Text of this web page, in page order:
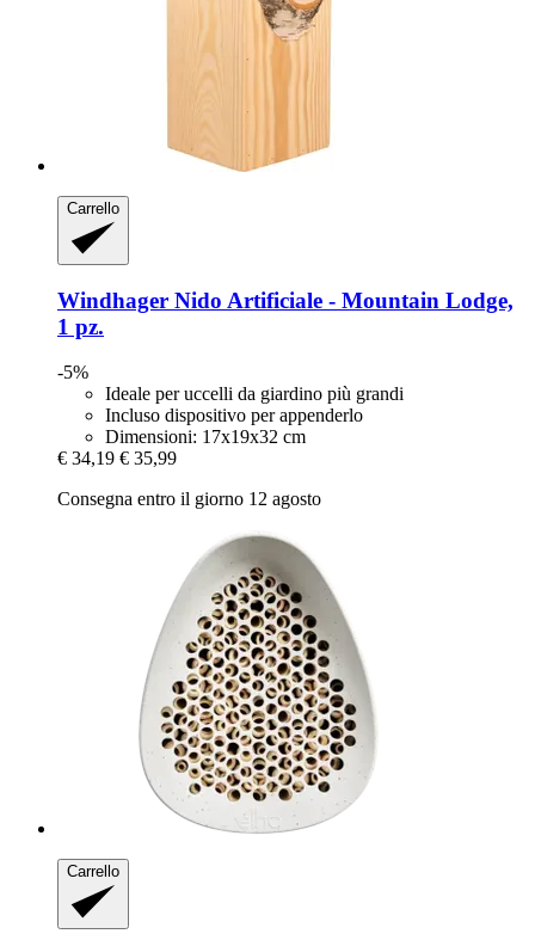
Carrello
Windhager Nido Artificiale -​ Mountain Lodge,
1 pz.
-5%
Ideale per uccelli da giardino più grandi
Incluso dispositivo per appenderlo
Dimensioni: 17x19x32 cm
€ 34,19 € 35,99
Consegna entro il giorno 12 agosto
Carrello